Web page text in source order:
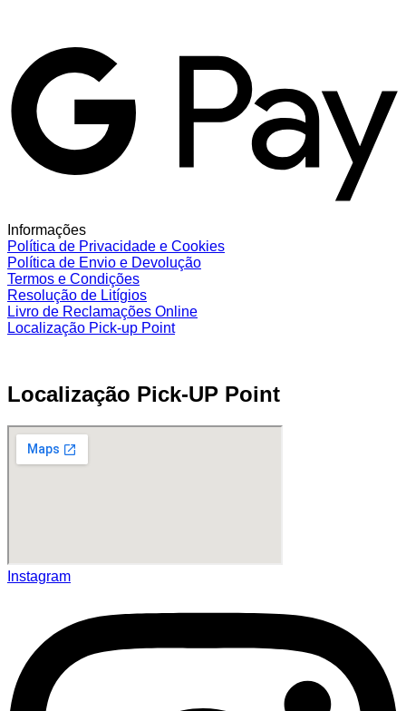
Informações
Política de Privacidade e Cookies
Política de Envio e Devolução
Termos e Condições
Resolução de Litígios
Livro de Reclamações Online
Localização Pick-up Point
Localização Pick-UP Point
Instagram